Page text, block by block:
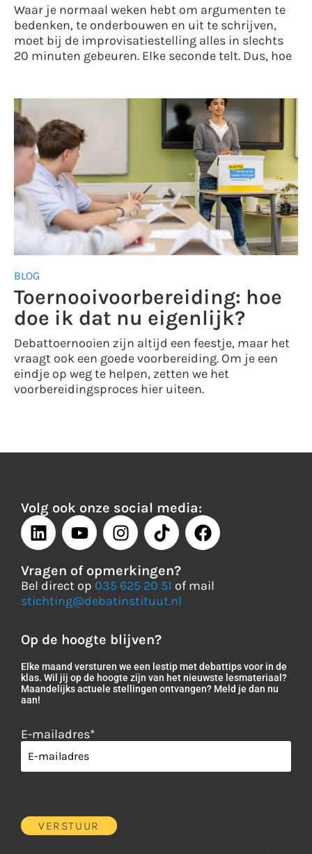
Waar je normaal weken hebt om argumenten te
bedenken, te onderbouwen en uit te schrijven,
moet bij de improvisatiestelling alles in slechts
20 minuten gebeuren. Elke seconde telt. Dus, hoe
BLOG
Toernooivoorbereiding: hoe
doe ik dat nu eigenlijk?
Debattoernooien zijn altijd een feestje, maar het
vraagt ook een goede voorbereiding. Om je een
eindje op weg te helpen, zetten we het
voorbereidingsproces hier uiteen.
Volg ook onze social media:
Vragen of opmerkingen?
Bel direct op 035 625 20 51 of mail
stichting@debatinstituut.nl
Op de hoogte blijven?
Elke maand versturen we een lestip met debattips voor in de
klas. Wil jij op de hoogte zijn van het nieuwste lesmateriaal?
Maandelijks actuele stellingen ontvangen? Meld je dan nu
aan!
E-mailadres*